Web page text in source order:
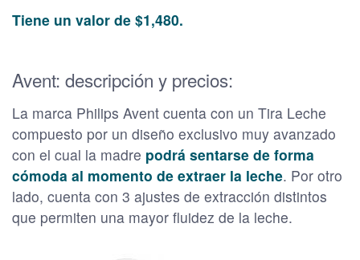
Tiene un valor de $1,480.
Avent: descripción y precios:
La marca Philips Avent cuenta con un Tira Leche
compuesto por un diseño exclusivo muy avanzado
con el cual la madre podrá sentarse de forma
cómoda al momento de extraer la leche. Por otro
lado, cuenta con 3 ajustes de extracción distintos
que permiten una mayor fluidez de la leche.